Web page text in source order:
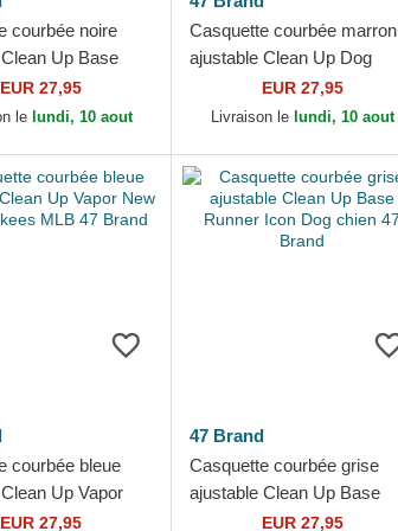
courbée noire
Up Base
York Yankees
EUR 27,95
le lundi, 10 aout
Casquette courbée marron
ajustable Clean Up Dog
Base Runner Icon 47 Brand
EUR 27,95
Livraison le lundi, 10 aout
courbée bleue
Up Vapor
Yankees MLB 47
EUR 27,95
47 Brand
Casquette courbée grise
ajustable Clean Up Base
Runner Icon Dog chien 47
EUR 27,95